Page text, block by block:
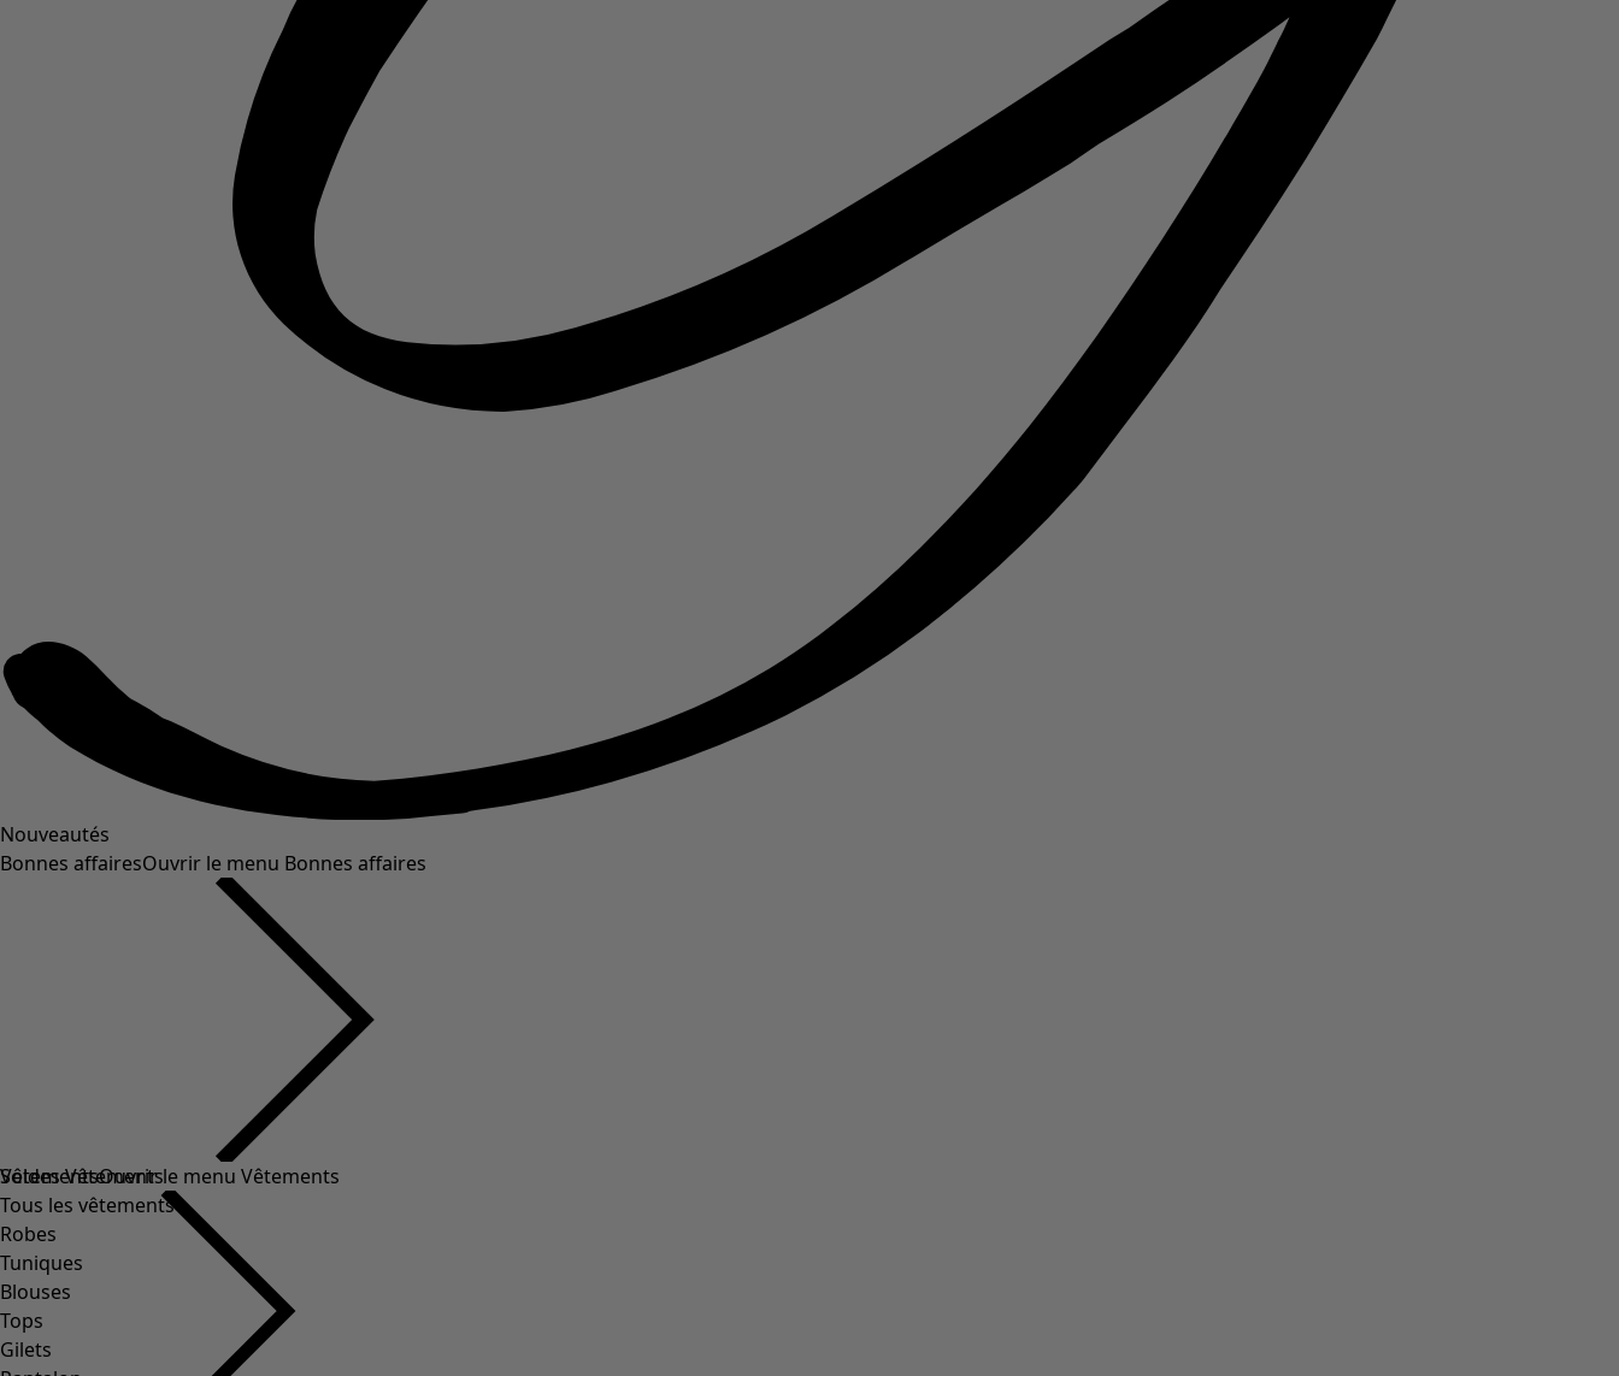
Nouveautés
Bonnes affairesOuvrir le menu Bonnes affaires
Soldes Vêtements
Tous les vêtements
Robes
Tuniques
Blouses
Tops
Gilets
VêtementsOuvrir le menu Vêtements